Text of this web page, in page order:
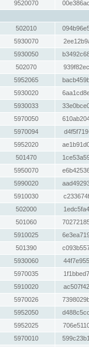
9520070
502010
5930070
5930050
502070
5952065
5930020
5930033
5970050
5970094
5952020
501470
5950070
5990020
5910030
502000
501060
5910025
501390
5930060
5970035
5910020
5970026
5952050
5952025
5970010